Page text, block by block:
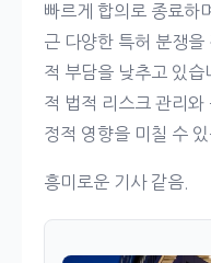
빠르게 합의로 종료하
근 다양한 특허 분쟁을
적 부담을 낮추고 있
적 법적 리스크 관리
정적 영향을 미칠 수
흥미로운 기사 같음.